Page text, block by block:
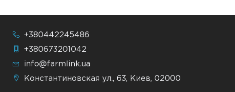
+380442245486
+380673201042
info@farmlink.ua
Константиновская ул., 63, Киев, 02000